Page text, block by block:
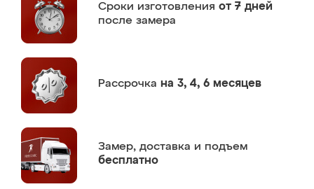
Сроки изготовления от 7 дней
после замера
Рассрочка на 3, 4, 6 месяцев
Замер, доставка и подъем
бесплатно